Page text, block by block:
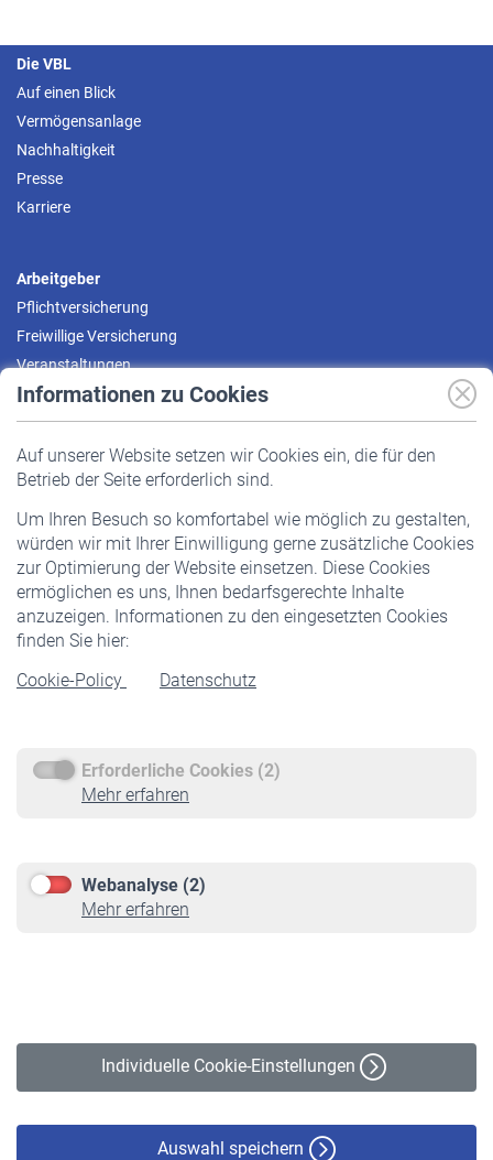
Informationen zu Cookies
Auf unserer Website setzen wir Cookies ein, die für den
Betrieb der Seite erforderlich sind.
Um Ihren Besuch so komfortabel wie möglich zu gestalten,
würden wir mit Ihrer Einwilligung gerne zusätzliche Cookies
zur Optimierung der Website einsetzen. Diese Cookies
ermöglichen es uns, Ihnen bedarfsgerechte Inhalte
anzuzeigen. Informationen zu den eingesetzten Cookies
finden Sie hier:
Cookie-Policy
Datenschutz
Erforderliche Cookies (2)
Mehr erfahren
Webanalyse (2)
Mehr erfahren
Individuelle Cookie-Einstellungen
Auswahl speichern
Die VBL
Auf einen Blick
Vermögensanlage
Nachhaltigkeit
Presse
Karriere
Arbeitgeber
Pflichtversicherung
Freiwillige Versicherung
Veranstaltungen
Pflichtversicherung
Staatliche Förderung
Veranstaltungen
Rentner
Rentenbeginn
Rente beantragen
Service
Informationen
Online-Rechner
VBLnewsletter
Erklärung zur Barrierefreiheit